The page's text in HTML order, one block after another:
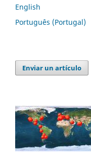
English
Português (Portugal)
Enviar un artículo